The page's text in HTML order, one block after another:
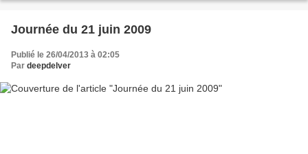
Journée du 21 juin 2009
Publié le 26/04/2013 à 02:05
Par deepdelver